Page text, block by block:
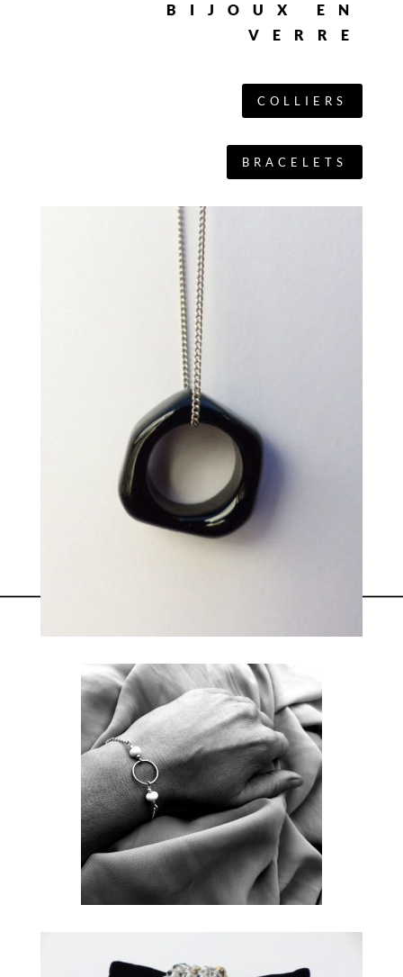
BIJOUX EN
VERRE
COLLIERS
BRACELETS